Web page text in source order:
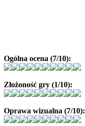
Ogólna ocena (7/10):
Złożoność gry (1/10):
Oprawa wizualna (7/10):